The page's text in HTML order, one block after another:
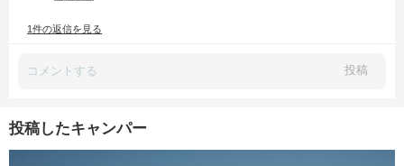
1件の返信を見る
投稿
投稿したキャンパー